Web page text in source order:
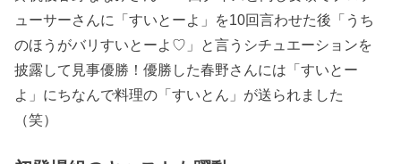
ューサーさんに「すいとーよ」を10回言わせた後「うち
のほうがバリすいとーよ♡」と言うシチュエーションを
披露して見事優勝！優勝した春野さんには「すいとー
よ」にちなんで料理の「すいとん」が送られました
（笑）